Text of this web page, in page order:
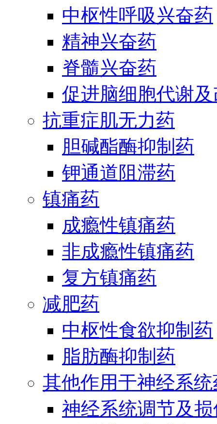
中枢性呼吸兴奋药
精神兴奋药
脊髓兴奋药
促进脑细胞代谢
抗重症肌无力药
胆碱酯酶抑制药
钾通道阻滞药
镇痛药
成瘾性镇痛药
非成瘾性镇痛药
复方镇痛药
减肥药
中枢性食欲抑制药
脂肪酶抑制药
其他作用于神经系统
神经系统调节及